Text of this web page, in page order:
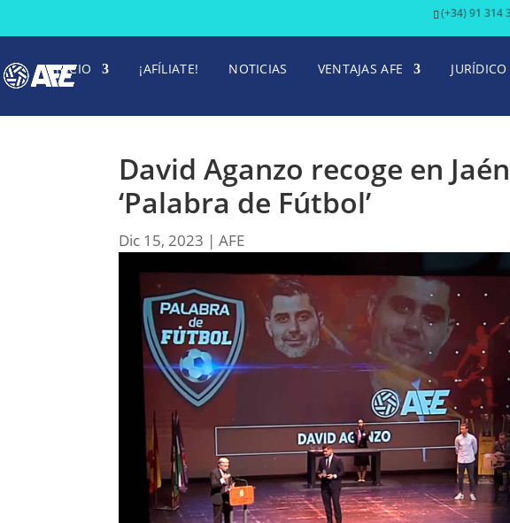
(+34) 91 314
INICIO ¡AFÍLIATE! NOTICIAS VENTAJAS AFE JURÍDICO
David Aganzo recoge en
‘Palabra de Fútbol’
Dic 15, 2023 |AFE